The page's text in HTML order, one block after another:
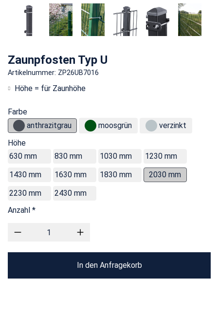
Zaunpfosten Typ U
Artikelnummer: ZP26UB7016
Höhe = für Zaunhöhe
Farbe
anthrazitgrau
moosgrün
verzinkt
Höhe
630 mm
830 mm 1030 mm
1230 mm
1430 mm
1630 mm 1830 mm
2030 mm
2230 mm
2430 mm
Anzahl *
In den Anfragekorb